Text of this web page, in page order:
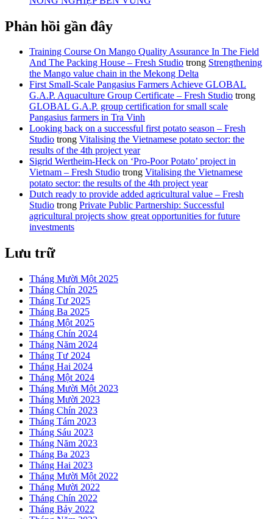
Phản hồi gần đây
Training Course On Mango Quality Assurance In The Field
And The Packing House – Fresh Studio trong Strengthening
the Mango value chain in the Mekong Delta
First Small-Scale Pangasius Farmers Achieve GLOBAL
G.A.P. Aquaculture Group Certificate – Fresh Studio trong
GLOBAL G.A.P. group certification for small scale
Pangasius farmers in Tra Vinh
Looking back on a successful first potato season – Fresh
Studio trong Vitalising the Vietnamese potato sector: the
results of the 4th project year
Sigrid Wertheim-Heck on ‘Pro-Poor Potato’ project in
Vietnam – Fresh Studio trong Vitalising the Vietnamese
potato sector: the results of the 4th project year
Dutch ready to provide added agricultural value – Fresh
Studio trong Private Public Partnership: Successful
agricultural projects show great opportunities for future
investments
Lưu trữ
Tháng Mười Một 2025
Tháng Chín 2025
Tháng Tư 2025
Tháng Ba 2025
Tháng Một 2025
Tháng Chín 2024
Tháng Năm 2024
Tháng Tư 2024
Tháng Hai 2024
Tháng Một 2024
Tháng Mười Một 2023
Tháng Mười 2023
Tháng Chín 2023
Tháng Tám 2023
Tháng Sáu 2023
Tháng Năm 2023
Tháng Ba 2023
Tháng Hai 2023
Tháng Mười Một 2022
Tháng Mười 2022
Tháng Chín 2022
Tháng Bảy 2022